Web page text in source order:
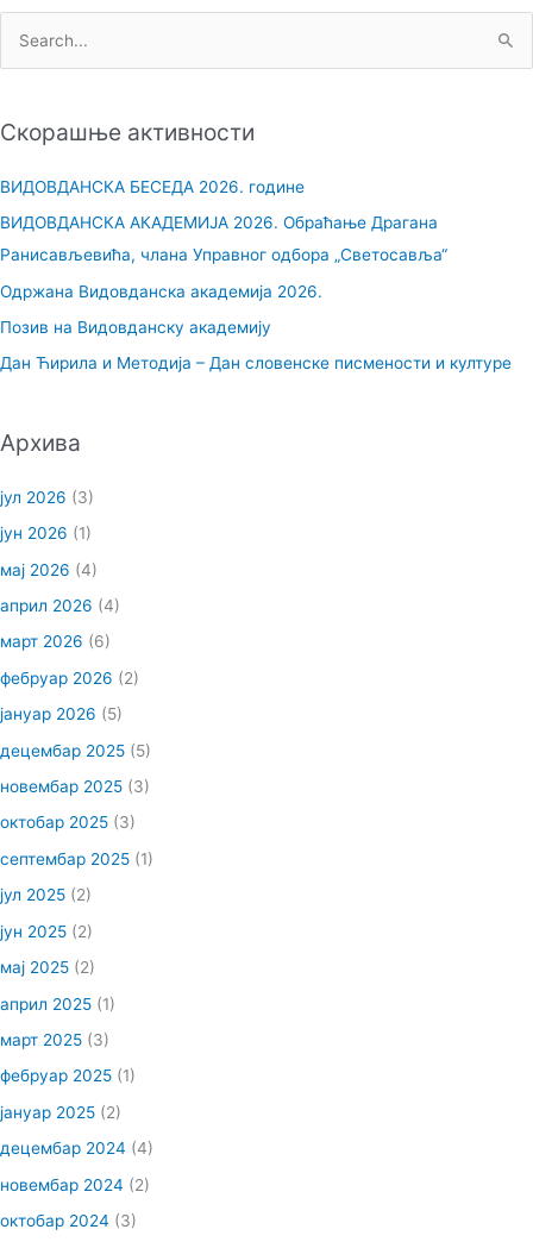
т
з
а
:
Скорашње активности
ВИДОВДАНСКА БЕСЕДА 2026. године
ВИДОВДАНСКА АКАДЕМИЈА 2026. Обраћање Драгана
Ранисављевића, члана Управног одбора „Светосавља“
Одржана Видовданска академија 2026.
Позив на Видовданску академију
Дан Ћирила и Методија – Дан словенске писмености и културе
Архива
јул 2026 (3)
јун 2026 (1)
мај 2026 (4)
април 2026 (4)
март 2026 (6)
фебруар 2026 (2)
јануар 2026 (5)
децембар 2025 (5)
новембар 2025 (3)
октобар 2025 (3)
септембар 2025 (1)
јул 2025 (2)
јун 2025 (2)
мај 2025 (2)
април 2025 (1)
март 2025 (3)
фебруар 2025 (1)
јануар 2025 (2)
децембар 2024 (4)
новембар 2024 (2)
октобар 2024 (3)